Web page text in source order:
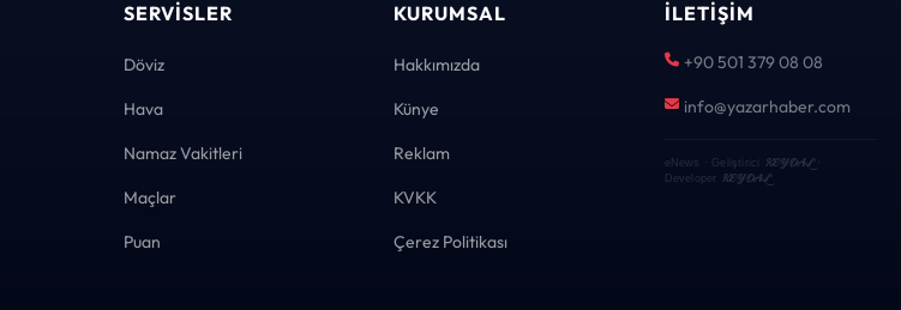
SERVISLER
Döviz
Hava
Namaz Vakitleri
Maçlar
Puan
KURUMSAL
Hakkımızda
Künye
Reklam
KVKK
Çerez Politikası
İLETIŞIM
+90 501 379 08 08
info@yazarhaber.com
eNews · Geliştirici KEYDAL·
Developer KEYDAL